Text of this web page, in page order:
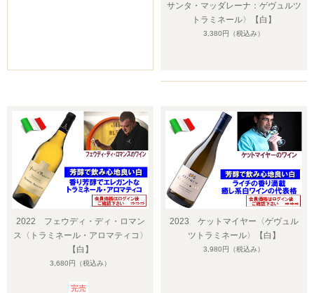
サンタ・マッダレーナ：ゲヴュルツ
トラミネール〉【白】
3,380円 （税込み）
2022 フェウディ・ディ・ロマン
ス〈トラミネール・アロマティコ〉
【白】
3,680円 （税込み）
完売
2023 ケットマイヤー〈ゲヴュル
ツトラミネール〉【白】
3,980円 （税込み）